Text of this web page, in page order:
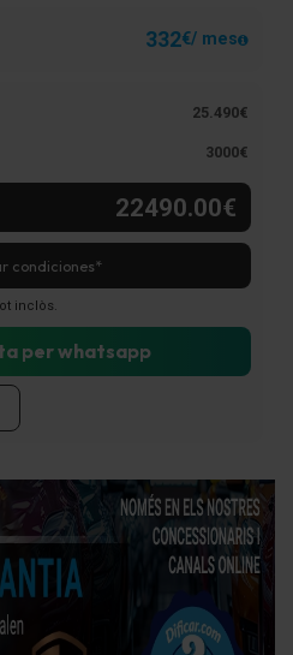
332€/ mes
25.490€
3000€
22490.00€
condiciones*
inclòs.
per whatsapp